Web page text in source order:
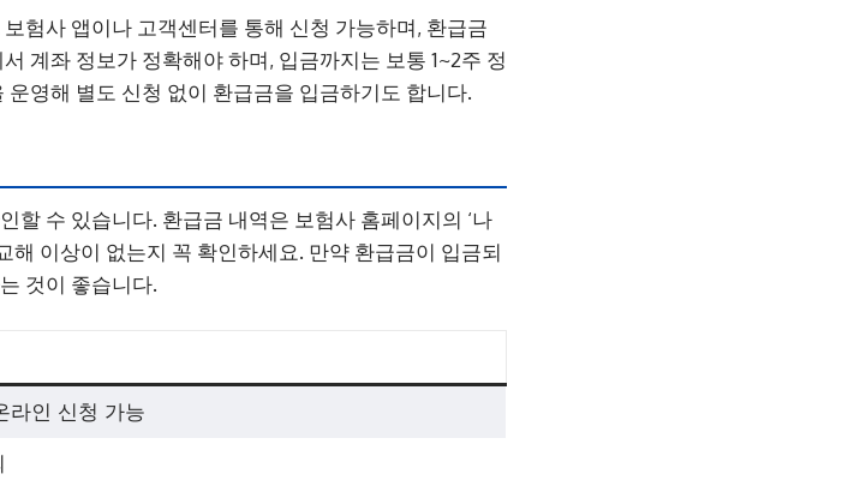
험사 앱이나 고객센터를 통해 신청 가능하며, 환급금
계좌 정보가 정확해야 하며, 입금까지는 보통 1~2주 정
영해 별도 신청 없이 환급금을 입금하기도 합니다.
할 수 있습니다. 환급금 내역은 보험사 홈페이지의 ‘나
해 이상이 없는지 꼭 확인하세요. 만약 환급금이 입금되
것이 좋습니다.
라인 신청 가능